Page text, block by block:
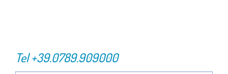
Tel+39.0789.909000